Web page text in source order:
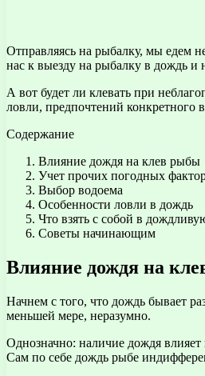
Отправляясь на рыбалку, мы едем
нас к выезду на рыбалку в дождь и
А вот будет ли клевать при
ловли, предпочтений
Содержание
Влияние дождя на клев рыбы
Учет прочих погодных
Выбор водоема
Особенности ловли в дождь
Что взять с собой в
Советы начинающим
Влияние дождя на
Начнем с того, что дождь бывает
меньшей мере, неразумно.
Однозначно: наличие дождя
Сам по себе дождь рыбе